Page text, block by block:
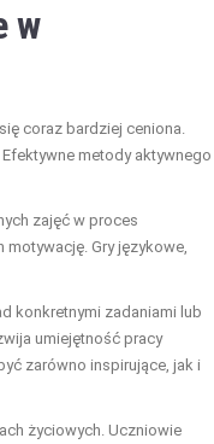
w
coraz bardziej ceniona.
metody aktywnego
zajęć w proces
Gry językowe,
konkretnymi zadaniami lub
umiejętność pracy
zarówno inspirujące, jak i
życiowych. Uczniowie